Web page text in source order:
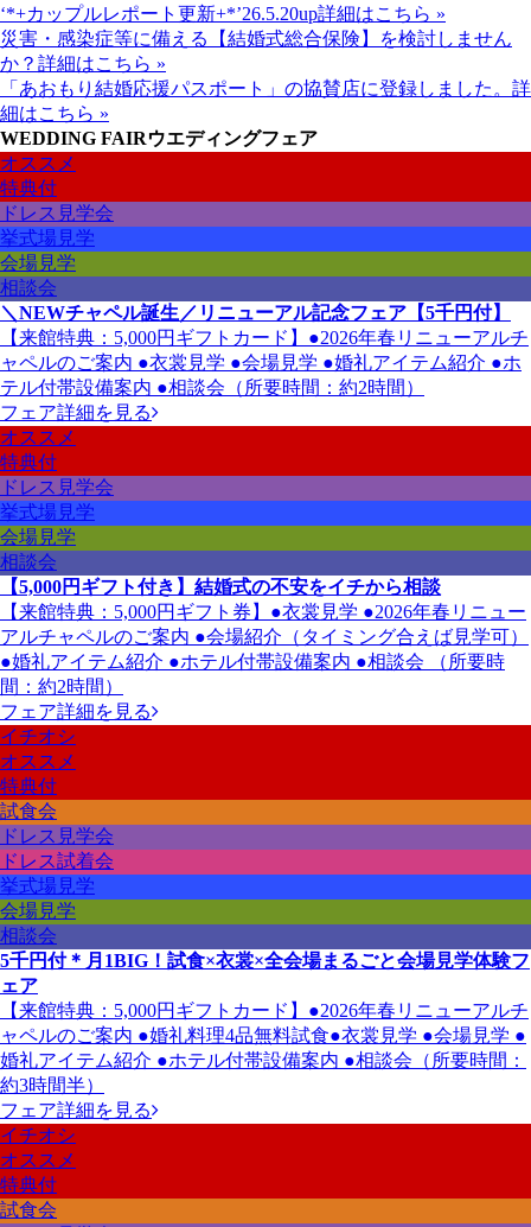
‘*+カップルレポート更新+*’26.5.20up詳細はこちら »
災害・感染症等に備える【結婚式総合保険】を検討しません
か？ 詳細はこちら »
「あおもり結婚応援パスポート」の協賛店に登録しました。 詳
細はこちら »
WEDDING FAIRウエディングフェア
オススメ
特典付
ドレス見学会
挙式場見学
会場見学
相談会
＼NEWチャペル誕生／リニューアル記念フェア【5千円付】
【来館特典：5,000円ギフトカード】●2026年春リニューアルチ
ャペルのご案内 ●衣裳見学 ●会場見学 ●婚礼アイテム紹介 ●ホ
テル付帯設備案内 ●相談会（所要時間：約2時間）
フェア詳細を見る
オススメ
特典付
ドレス見学会
挙式場見学
会場見学
相談会
【5,000円ギフト付き】結婚式の不安をイチから相談
【来館特典：5,000円ギフト券】●衣裳見学 ●2026年春リニュー
アルチャペルのご案内 ●会場紹介（タイミング合えば見学可）
●婚礼アイテム紹介 ●ホテル付帯設備案内 ●相談会 （所要時
間：約2時間）
フェア詳細を見る
イチオシ
オススメ
特典付
試食会
ドレス見学会
ドレス試着会
挙式場見学
会場見学
相談会
5千円付＊月1BIG！試食×衣裳×全会場まるごと会場見学体験フ
ェア
【来館特典：5,000円ギフトカード】●2026年春リニューアルチ
ャペルのご案内 ●婚礼料理4品無料試食●衣裳見学 ●会場見学 ●
婚礼アイテム紹介 ●ホテル付帯設備案内 ●相談会（所要時間：
約3時間半）
フェア詳細を見る
イチオシ
オススメ
特典付
試食会